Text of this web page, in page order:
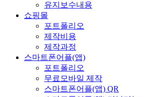
유지보수내용
쇼핑몰
포트폴리오
제작비용
제작과정
스마트폰어플(앱)
포트폴리오
무료모바일 제작
스마트폰어플(앱) QR